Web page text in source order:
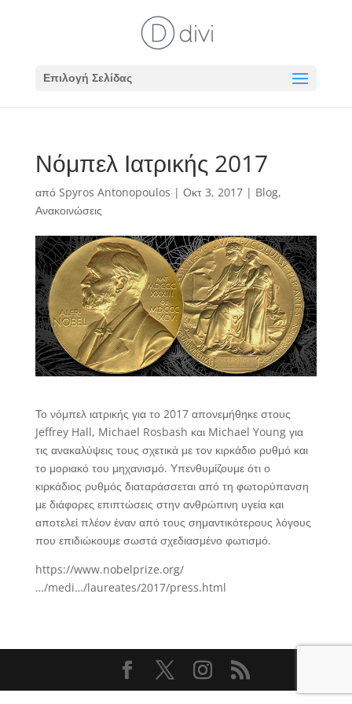
Επιλογή Σελίδας
Νόμπελ Ιατρικής 2017
από Spyros Antonopoulos | Οκτ 3, 2017| Blog,
Ανακοινώσεις
Το νόμπελ ιατρικής για το 2017 απονεμήθηκε στους
Jeffrey Hall, Michael Rosbash και Michael Young για
τις ανακαλύψεις τους σχετικά με τον κιρκάδιο ρυθμό και
το μοριακό του μηχανισμό. Υπενθυμίζουμε ότι ο
κιρκάδιος ρυθμός διαταράσσεται από τη φωτορύπανση
με διάφορες επιπτώσεις στην ανθρώπινη υγεία και
αποτελεί πλέον έναν από τους σημαντικότερους λόγους
που επιδιώκουμε σωστά σχεδιασμένο φωτισμό.
https://www.nobelprize.org/
…/medi…/laureates/2017/press.html